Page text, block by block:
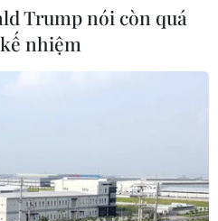
tra, giám
Trump nói còn quá
nhiệm